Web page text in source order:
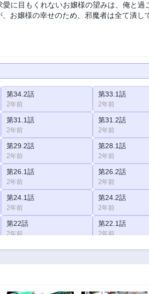
に目もくれないお嬢様の望みは、俺と
、お嬢様の幸せのため、邪魔者は全て潰
第34.2話
2年前
第33.1話
2年前
第31.1話
2年前
第31.2話
2年前
第29.2話
2年前
第28.1話
2年前
第26.1話
2年前
第26.2話
2年前
第24.1話
2年前
第24.2話
2年前
第22話
2年前
第22.1話
2年前
第21.2話 第20話